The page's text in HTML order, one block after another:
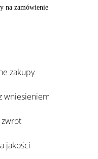
na zamówienie
zakupy
wniesieniem
jakości